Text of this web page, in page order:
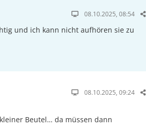
08.10.2025, 08:54
und ich kann nicht aufhören sie zu
08.10.2025, 09:24
Beutel… da müssen dann